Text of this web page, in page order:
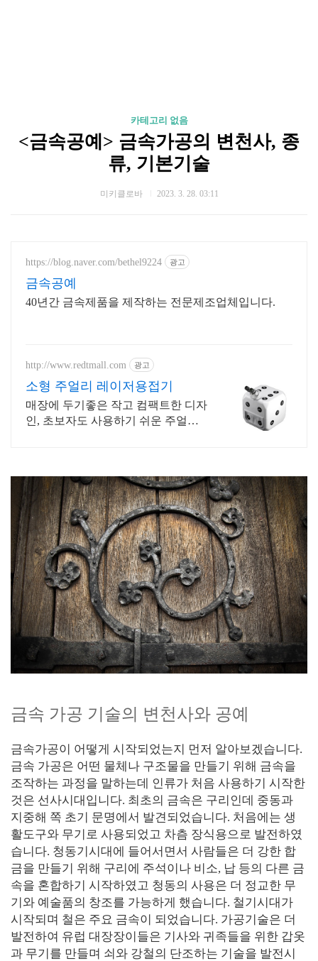
카테고리 없음
<금속공예> 금속가공의 변천사, 종
류, 기본기술
미키클로바 2023. 3. 28. 03:11
https://blog.naver.com/bethel9224 광고
금속공예
40년간 금속제품을 제작하는 전문제조업체입니다.
http://www.redtmall.com 광고
소형 주얼리 레이저용접기
매장에 두기좋은 작고 컴팩트한 디자
인, 초보자도 사용하기 쉬운 주얼리
금속 가공 기술의 변천사와 공예
금속가공이 어떻게 시작되었는지 먼저 알아보겠습니다.
금속 가공은 어떤 물체나 구조물을 만들기 위해 금속을
조작하는 과정을 말하는데 인류가 처음 사용하기 시작한
것은 선사시대입니다. 최초의 금속은 구리인데 중동과
지중해 쪽 초기 문명에서 발견되었습니다. 처음에는 생
활도구와 무기로 사용되었고 차츰 장식용으로 발전하였
습니다. 청동기시대에 들어서면서 사람들은 더 강한 합
금을 만들기 위해 구리에 주석이나 비소, 납 등의 다른 금
속을 혼합하기 시작하였고 청동의 사용은 더 정교한 무
기와 예술품의 창조를 가능하게 했습니다. 철기시대가
시작되며 철은 주요 금속이 되었습니다. 가공기술은 더
발전하여 유럽 대장장이들은 기사와 귀족들을 위한 갑옷
과 무기를 만들며 쇠와 강철의 단조하는 기술을 발전시